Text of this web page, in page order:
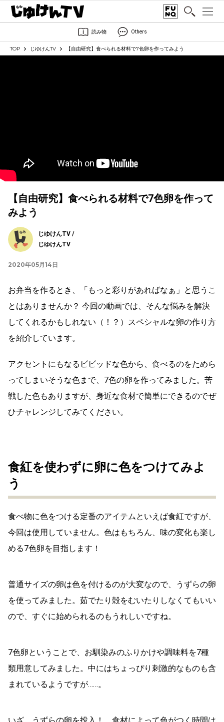
読み物 Others
TOP じゆけんTV 【自由研究】食べられる材料で7色卵を作ってみよう
【自由研究】食べられる材料で7色卵を作って
みよう
じゆけんTV /
じゆけんTV
2020年05月14日
お弁当を作るとき、「もっと彩りがあればなぁ」と思うこ
とはありませんか？ 今回の動画では、そんな悩みを解決
してくれるかもしれない（！？）スペシャルな卵の作り方
を紹介しています。
アクセントにもなるビビッドな色から、食べるのをためら
ってしまいそうな色まで、7色の卵を作ってみました。苦
戦した色もありますが、身近な食材で簡単にできるのでぜ
ひチャレンジしてみてください。
食紅を使わずに卵に色をつけてみよ
う
食べ物に色をつける定番のアイテムといえば食紅ですが、
今回は使用していません。色はもちろん、味の変化も楽し
める7色卵を目指します！
普通サイズの卵は色を付けるのが大変なので、うずらの卵
を使ってみました。茹でたり殻をむいたりしなくてもいい
ので、すぐに始められるのもうれしいですね。
7色卵ということで、お馴染みのふりかけや調味料を7種
類用意してみました。中にはちょっぴり刺激的なものも含
まれているようですが……。